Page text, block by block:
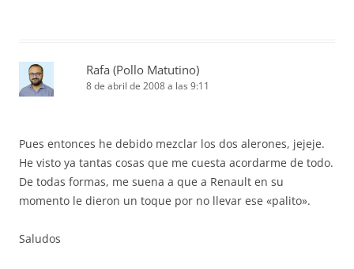
Rafa (Pollo Matutino)
8 de abril de 2008 a las 9:11
Pues entonces he debido mezclar los dos alerones, jejeje.
He visto ya tantas cosas que me cuesta acordarme de todo.
De todas formas, me suena a que a Renault en su
momento le dieron un toque por no llevar ese «palito».
Saludos